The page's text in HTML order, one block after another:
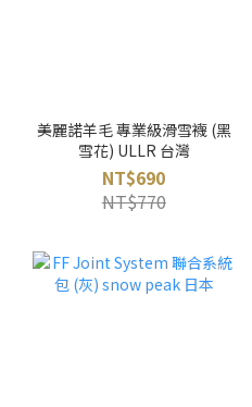
美麗諾羊毛 專業級滑雪襪 (黑
雪花) ULLR 台灣
NT$690
NT$770